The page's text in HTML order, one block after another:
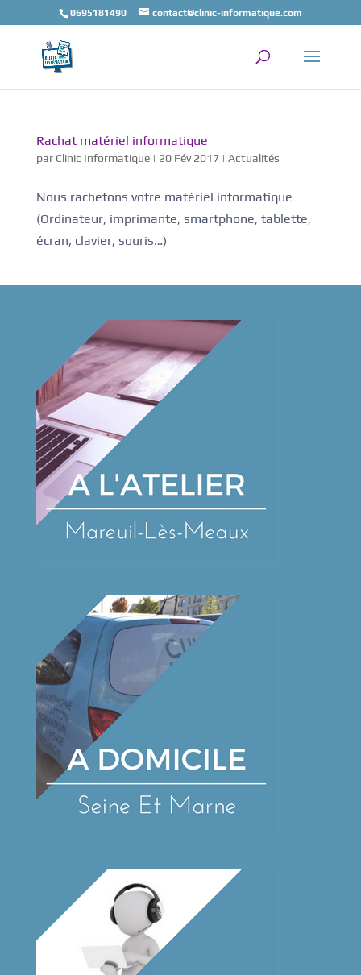
0695181490 contact@clinic-informatique.com
Rachat matériel informatique
par Clinic Informatique| 20 Fév 2017| Actualités
Nous rachetons votre matériel informatique
(Ordinateur, imprimante, smartphone, tablette,
écran, clavier, souris…)